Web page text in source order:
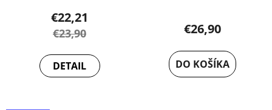
hodnotenie
produktu
je
5,0
€22,21
€23,90
DETAIL
€26,90
DO KOŠÍKA